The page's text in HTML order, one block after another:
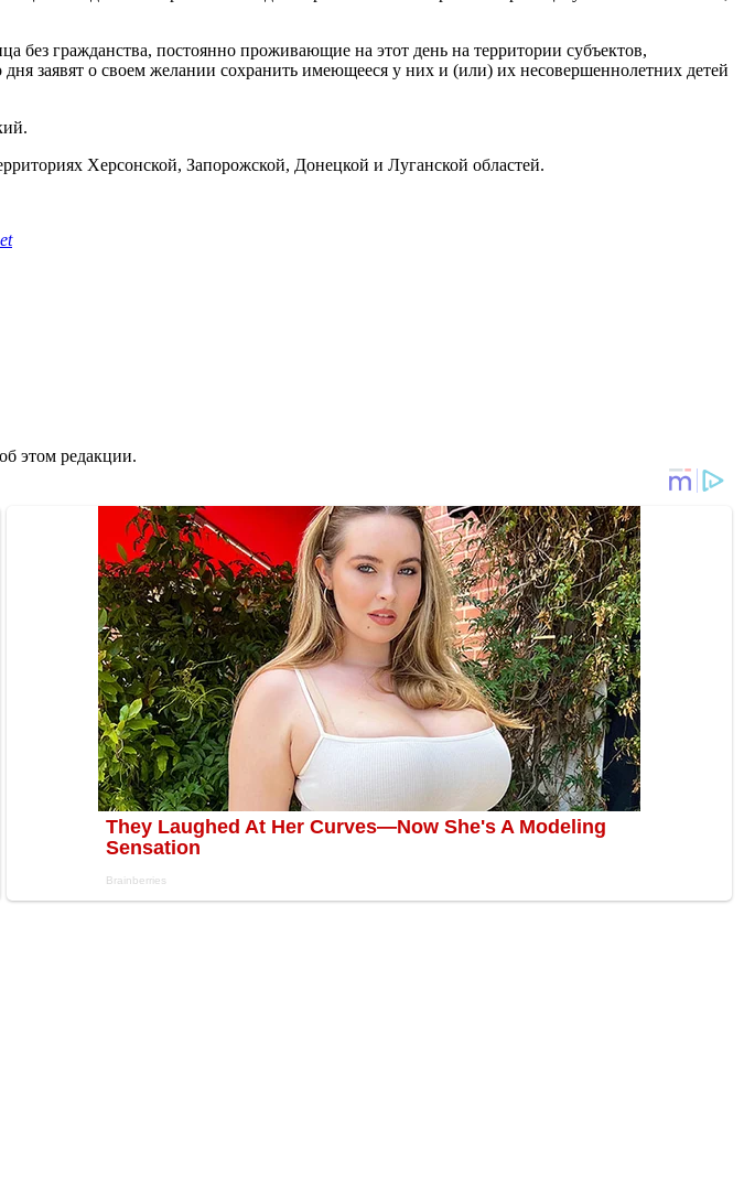
гражданства, постоянно проживающие на этот день на территории субъектов,
заявят о своем желании сохранить имеющееся у них и (или) их несовершеннолетних детей
Херсонской, Запорожской, Донецкой и Луганской областей.
этом редакции.